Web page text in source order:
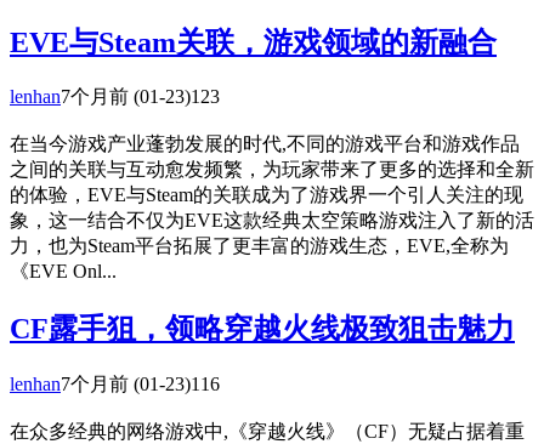
EVE与Steam关联，游戏领域的新融合
lenhan7个月前 (01-23)123
在当今游戏产业蓬勃发展的时代,不同的游戏平台和游戏作品
之间的关联与互动愈发频繁，为玩家带来了更多的选择和全新
的体验，EVE与Steam的关联成为了游戏界一个引人关注的现
象，这一结合不仅为EVE这款经典太空策略游戏注入了新的活
力，也为Steam平台拓展了更丰富的游戏生态，EVE,全称为
《EVE Onl...
CF露手狙，领略穿越火线极致狙击魅力
lenhan7个月前 (01-23)116
在众多经典的网络游戏中,《穿越火线》（CF）无疑占据着重